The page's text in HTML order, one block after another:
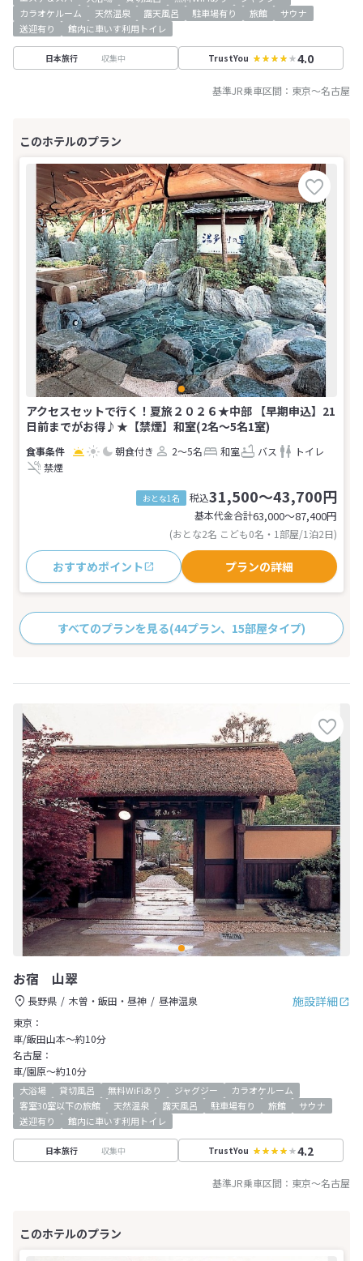
カラオケルーム
天然温泉 露天風呂 駐車場有り 旅館
サウナ
送迎有り
館内に車いす利用トイレ
日本旅行 収集中 TrustYou 4.0
基準JR乗車区間： 東京～名古屋
アクセスセットで行く！夏旅２０２６★中部 【早期申込】21
日前までがお得♪★【禁煙】和室(2名～5名1室)
朝食付き 2～5名 和室 バス
トイレ
禁煙
おとな1名 税込31,500～43,700円
基本代金合計63,000〜87,400円
(おとな2名 こども0名・1部屋/1泊2日)
おすすめポイント プランの詳細
すべてのプランを見る(44プラン、15部屋タイプ)
お宿 山翠
施設詳細
長野県 木曽・飯田・昼神
昼神温泉
東京：
車/飯田山本～約10分
名古屋：
車/園原～約10分
大浴場 貸切風呂 無料WiFiあり ジャグジー
カラオケルーム
客室30室以下の旅館
天然温泉 露天風呂 駐車場有り 旅館
サウナ
送迎有り
館内に車いす利用トイレ
日本旅行 収集中 TrustYou 4.2
基準JR乗車区間： 東京～名古屋